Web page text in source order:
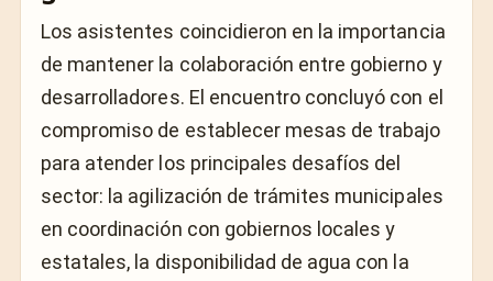
Los asistentes coincidieron en la importancia
de mantener la colaboración entre gobierno y
desarrolladores. El encuentro concluyó con el
compromiso de establecer mesas de trabajo
para atender los principales desafíos del
sector: la agilización de trámites municipales
en coordinación con gobiernos locales y
estatales, la disponibilidad de agua con la